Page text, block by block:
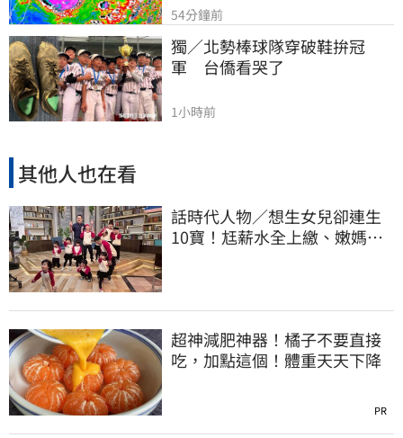
54分鐘前
獨／北勢棒球隊穿破鞋拚冠
軍　台僑看哭了
1小時前
其他人也在看
話時代人物／想生女兒卻連生
10寶！尪薪水全上繳、嫩媽吐
超神減肥神器！橘子不要直接
吃，加點這個！體重天天下降
PR